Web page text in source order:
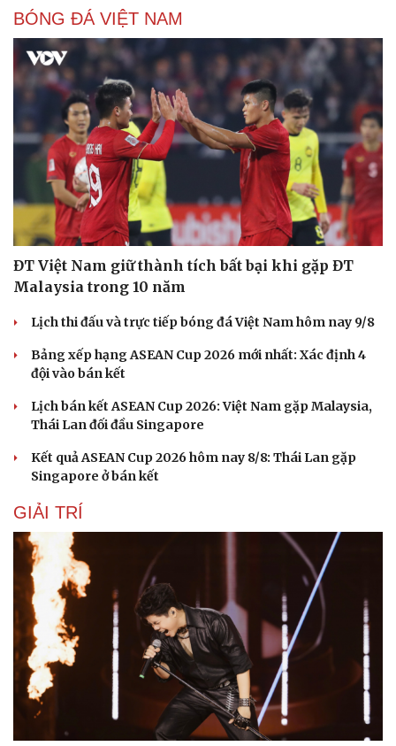
Sức khỏe
Dinh dưỡng - món ngon
Cây thuốc
Sản phụ khoa
Nhi khoa
Nam khoa
Đời sống
Nhà đẹp
Blog
Tình yêu - Gia đình
BÓNG ĐÁ VIỆT NAM
ĐT Việt Nam giữ thành tích bất bại khi gặp ĐT
Malaysia trong 10 năm
Lịch thi đấu và trực tiếp bóng đá Việt Nam hôm nay 9/8
Bảng xếp hạng ASEAN Cup 2026 mới nhất: Xác định 4
đội vào bán kết
Lịch bán kết ASEAN Cup 2026: Việt Nam gặp Malaysia,
Thái Lan đối đầu Singapore
Kết quả ASEAN Cup 2026 hôm nay 8/8: Thái Lan gặp
Singapore ở bán kết
GIẢI TRÍ